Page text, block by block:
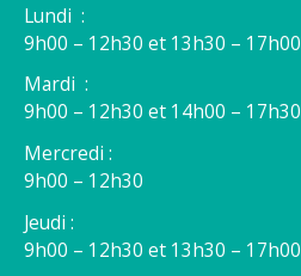
Lundi :
9h00 – 12h30 et 13h30 – 17h00
Mardi :
9h00 – 12h30 et 14h00 – 17h30
Mercredi :
9h00 – 12h30
Jeudi :
9h00 – 12h30 et 13h30 – 17h00